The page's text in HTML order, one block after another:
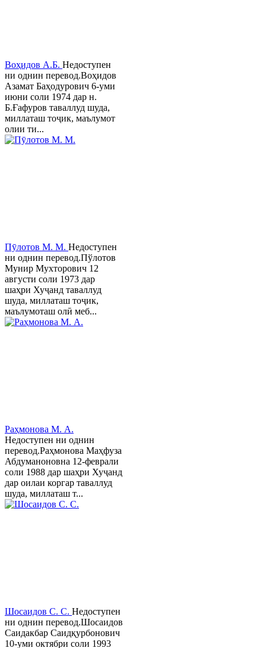
Воҳидов А.Б. Недоступен
ни однин перевод.Воҳидов
Азамат Баҳодурович 6-уми
июни соли 1974 дар н.
Б.Ғафуров таваллуд шуда,
миллаташ тоҷик, маълумот
олии ти...
Пӯлотов М. М. Недоступен
ни однин перевод.Пўлотов
Мунир Мухторович 12
августи соли 1973 дар
шаҳри Хуҷанд таваллуд
шуда, миллаташ тоҷик,
маълумоташ олӣ меб...
Раҳмонова М. А.
Недоступен ни однин
перевод.Раҳмонова Маҳфуза
Абдуманоновна 12-феврали
соли 1988 дар шаҳри Хуҷанд
дар оилаи коргар таваллуд
шуда, миллаташ т...
Шосаидов С. С. Недоступен
ни однин перевод.Шосаидов
Саидакбар Саидқурбонович
10-уми октябри соли 1993